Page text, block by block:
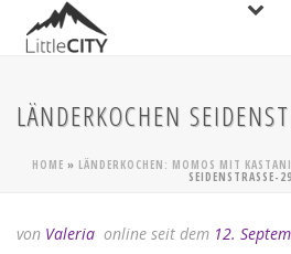
LÄNDERKOCHEN
HOME » LÄNDERKOCHEN: MOMOS MIT
SEIDENSTRASSE-
von Valeria online seit dem 12.